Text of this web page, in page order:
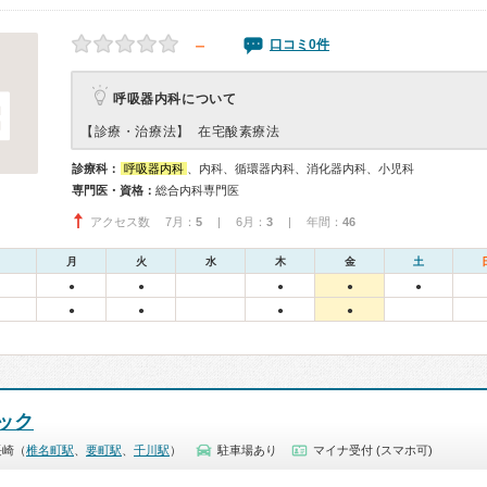
－ 口コミ0件
呼吸器内科について
【診療・治療法】 在宅酸素療法
診療科： 呼吸器内科
、内科、循環器内科、消化器内科、小児科
専門医・資格： 総合内科専門医
アクセス数 7月： 5 | 6月： 3 | 年間： 46
月 火 水 木 金 土
● ● ● ●
●
●
● ● ●
ク
（椎名町駅 要町駅 千川駅 ） 駐車場あり マイナ受付 (スマホ可)